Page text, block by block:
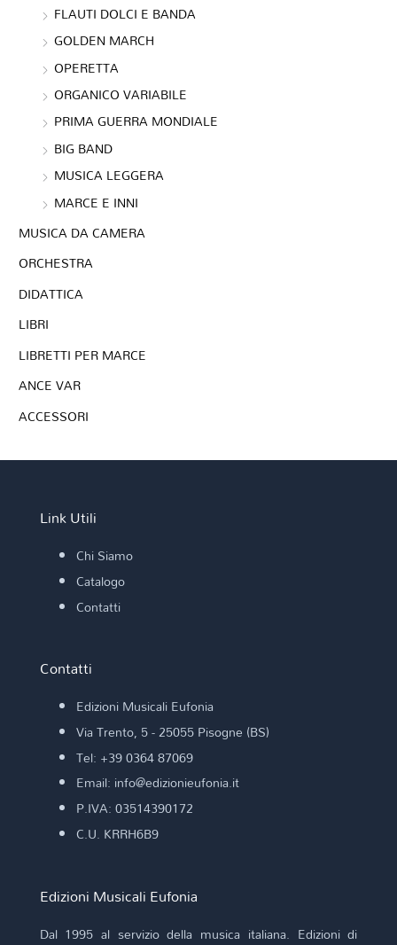
FLAUTI DOLCI E BANDA
GOLDEN MARCH
OPERETTA
ORGANICO VARIABILE
PRIMA GUERRA MONDIALE
BIG BAND
MUSICA LEGGERA
MARCE E INNI
MUSICA DA CAMERA
ORCHESTRA
DIDATTICA
LIBRI
LIBRETTI PER MARCE
ANCE VAR
ACCESSORI
Link Utili
Chi Siamo
Catalogo
Contatti
Contatti
Edizioni Musicali Eufonia
Via Trento, 5 - 25055 Pisogne (BS)
Tel: +39 0364 87069
Email: info@edizionieufonia.it
P.IVA: 03514390172
C.U. KRRH6B9
Edizioni Musicali Eufonia
Dal 1995 al servizio della musica italiana. Edizioni di